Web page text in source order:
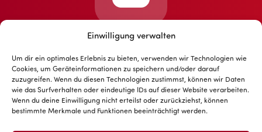
Einwilligung verwalten
Um dir ein optimales Erlebnis zu bieten, verwenden wir Technologien wie
Cookies, um Geräteinformationen zu speichern und/oder darauf
zuzugreifen. Wenn du diesen Technologien zustimmst, können wir Daten
wie das Surfverhalten oder eindeutige IDs auf dieser Website verarbeiten.
Wenn du deine Einwilligung nicht erteilst oder zurückziehst, können
bestimmte Merkmale und Funktionen beeinträchtigt werden.
Design © myls AG 2025